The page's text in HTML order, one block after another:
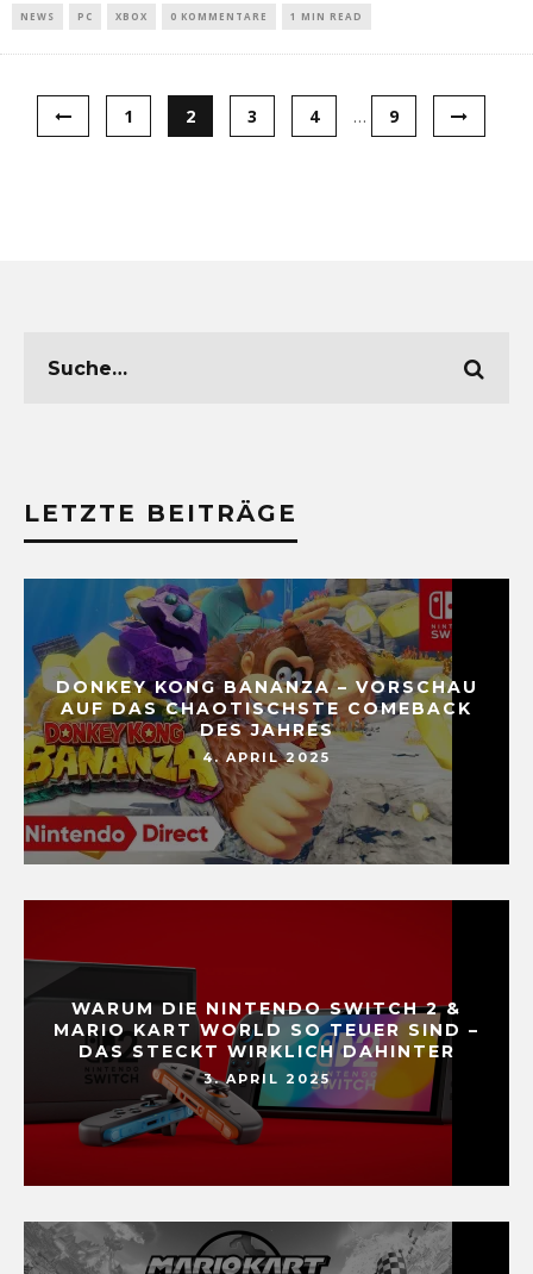
NEWS PC XBOX 0 KOMMENTARE 1 MIN READ
1 2 3 4 … 9
LETZTE BEITRÄGE
DONKEY KONG BANANZA – VORSCHAU
AUF DAS CHAOTISCHSTE COMEBACK
DES JAHRES
4. APRIL 2025
WARUM DIE NINTENDO SWITCH 2 &
MARIO KART WORLD SO TEUER SIND –
DAS STECKT WIRKLICH DAHINTER
3. APRIL 2025